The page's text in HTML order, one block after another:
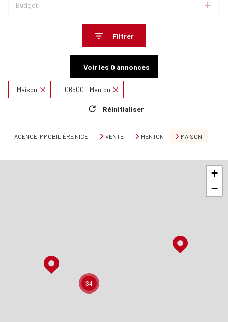
Budget
Filtrer
Voir les 0 annonces
Maison 06500 - Menton
Réinitialiser
AGENCE IMMOBILIÈRE NICE VENTE MENTON MAISON
34
+
−